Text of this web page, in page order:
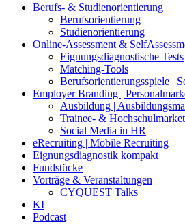
Zum
Berufs- & Studienorientierung
Berufsorientierung
Studienorientierung
Online-Assessment &
Eignungsdiagnostische Tests
Matching-Tools
Berufsorientierungsspiele |
Employer Branding |
Ausbildung |
Trainee- &
Social Media in HR
eRecruiting | Mobile Recruiting
Eignungsdiagnostik kompakt
Fundstücke
Vorträge & Veranstaltungen
CYQUEST Talks
KI
Podcast